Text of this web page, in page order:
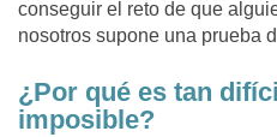
conseguir el reto de que
nosotros supone una prueba
¿Por qué es tan
imposible?